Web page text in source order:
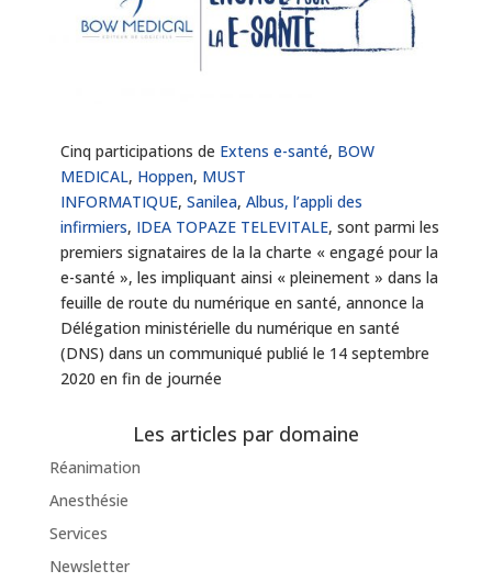
Cinq participations de Extens e-santé, BOW
MEDICAL, Hoppen, MUST
INFORMATIQUE, Sanilea, Albus, l’appli des
infirmiers, IDEA TOPAZE TELEVITALE, sont parmi les
premiers signataires de la la charte « engagé pour la
e-santé », les impliquant ainsi « pleinement » dans la
feuille de route du numérique en santé, annonce la
Délégation ministérielle du numérique en santé
(DNS) dans un communiqué publié le 14 septembre
2020 en fin de journée
Les articles par domaine
Réanimation
Anesthésie
Services
Newsletter